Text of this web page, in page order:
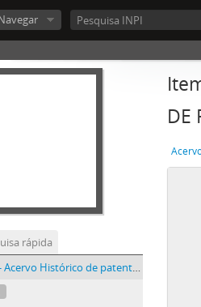
rápida
Histórico de patentes do INPI - Acervo Histórico de patentes do INPI
DE